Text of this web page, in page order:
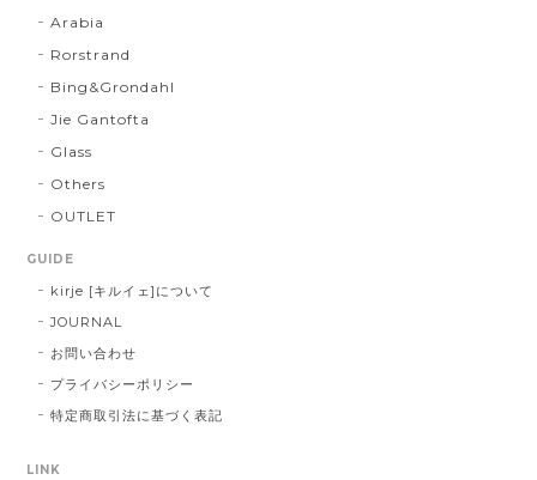
Arabia
Rorstrand
Bing&Grondahl
Jie Gantofta
Glass
Others
OUTLET
GUIDE
kirje [キルイェ]について
JOURNAL
お問い合わせ
プライバシーポリシー
特定商取引法に基づく表記
LINK